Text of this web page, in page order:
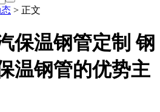
> 正文
保温钢管定制 钢
温钢管的优势主